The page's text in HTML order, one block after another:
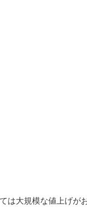
は大規模な値上げが